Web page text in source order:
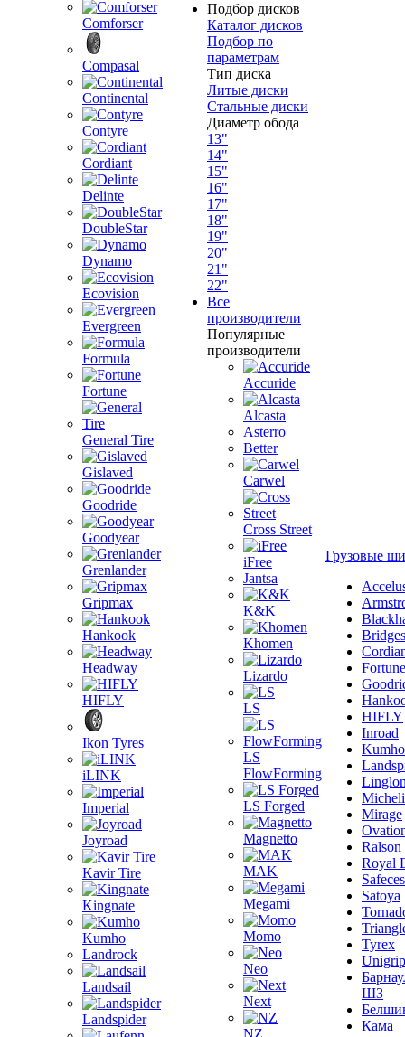
Comforser
Compasal
Continental
Contyre
Cordiant
Delinte
DoubleStar
Dynamo
Ecovision
Evergreen
Formula
Fortune
General Tire
Gislaved
Goodride
Goodyear
Grenlander
Gripmax
Hankook
Headway
HIFLY
Ikon Tyres
iLINK
Imperial
Joyroad
Kavir Tire
Kingnate
Kumho
Landrock
Landsail
Landspider
Подбор дисков
Каталог дисков
Подбор по
параметрам
Тип диска
Литые диски
Стальные диски
Диаметр обода
13"
14"
15"
16"
17"
18"
19"
20"
21"
22"
Все
производители
Популярные
производители
Accuride
Alcasta
Asterro
Better
Carwel
Cross Street
iFree
Jantsa
K&K
Khomen
Lizardo
LS
LS
FlowForming
LS Forged
Magnetto
MAK
Megami
Momo
Neo
Next
NZ
Грузовые
Fortune
HIFLY
Inroad
Kumho
Mirage
Ralson
Royal
Satoya
Tyrex
Unigrip
ШЗ
Кама